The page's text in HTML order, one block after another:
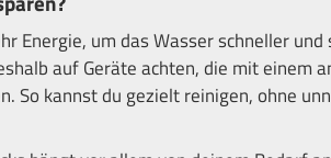
Energie, um das Wasser schneller
auf Geräte achten, die mit einem
So kannst du gezielt reinigen, ohne